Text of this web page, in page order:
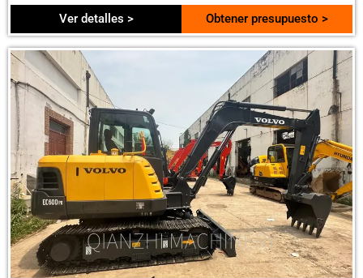
Ver detalles > Obtener presupuesto >